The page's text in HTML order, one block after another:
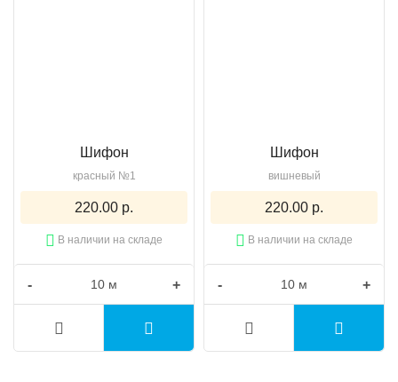
Шифон
красный №1
220.00 р.
В наличии на складе
- +
Шифон
вишневый
220.00 р.
В наличии на складе
- +